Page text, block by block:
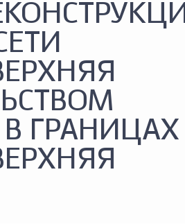
ГРАНИЦАХ